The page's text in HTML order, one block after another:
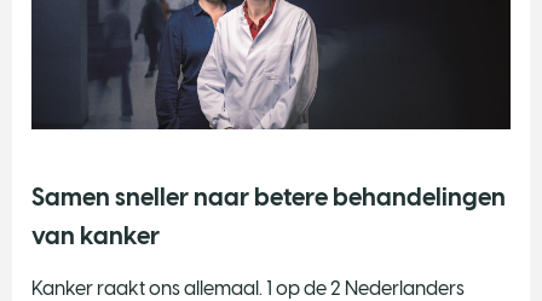
Samen sneller naar betere behandelingen
van kanker
​Kanker raakt ons allemaal. 1 op de 2 Nederlanders